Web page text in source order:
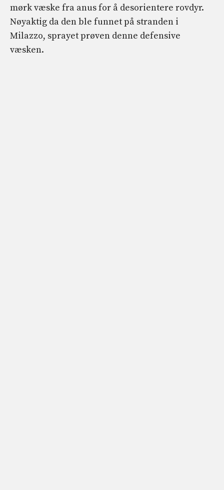
mørk væske fra anus for å desorientere rovdyr.
Nøyaktig da den ble funnet på stranden i
Milazzo, sprayet prøven denne defensive
væsken.